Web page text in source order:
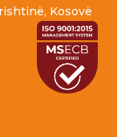
Kosovë